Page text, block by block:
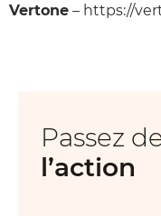
Vertone – https://
Passez
l’action